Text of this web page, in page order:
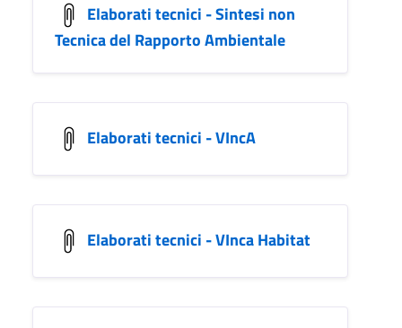
Elaborati tecnici - Sintesi non
Tecnica del Rapporto Ambientale
Elaborati tecnici - VIncA
Elaborati tecnici - VInca Habitat